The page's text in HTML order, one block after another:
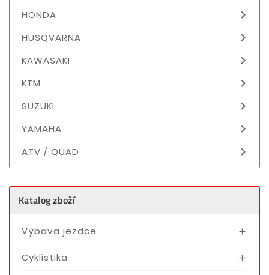
HONDA 
HUSQVARNA 
KAWASAKI 
KTM 
SUZUKI 
YAMAHA 
ATV / QUAD 
Katalog zboží
Výbava jezdce 
Cyklistika 